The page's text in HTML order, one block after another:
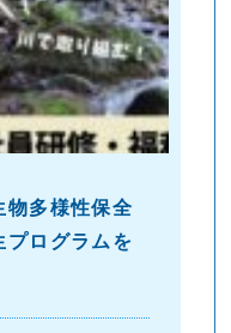
物多様性保全
プログラムを